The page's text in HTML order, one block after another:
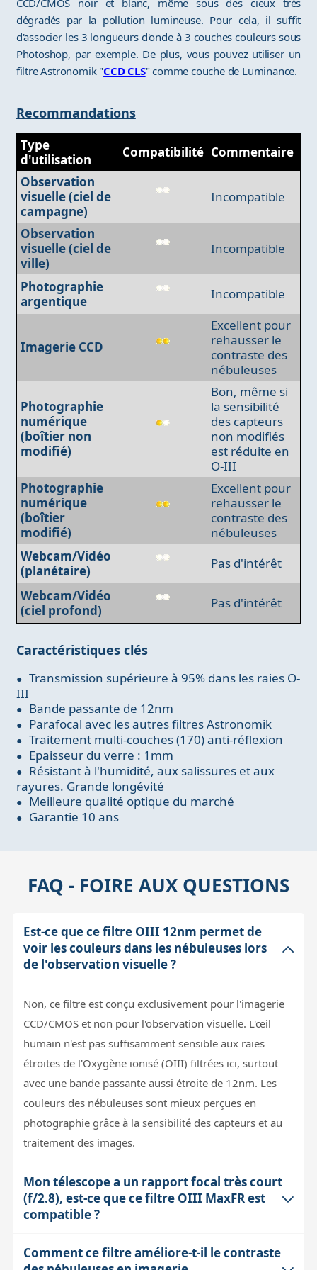
dégradés par la pollution lumineuse. Pour cela, il suffit
d'associer les 3 longueurs d'onde à 3 couches couleurs sous
Photoshop, par exemple. De plus, vous pouvez utiliser un
filtre Astronomik "CCD CLS" comme couche de Luminance.
Recommandations
Type
d'utilisation
Compatibilité Commentaire
Observation
visuelle (ciel de
campagne)
Incompatible
Observation
visuelle (ciel de
ville)
Incompatible
Photographie
argentique
Incompatible
Imagerie CCD
Excellent pour
rehausser le
contraste des
nébuleuses
Photographie
numérique
(boîtier non
modifié)
Bon, même si
la sensibilité
des capteurs
non modifiés
est réduite en
O-III
Photographie
numérique
(boîtier
modifié)
Excellent pour
rehausser le
contraste des
nébuleuses
Webcam/Vidéo
(planétaire)
Pas d'intérêt
Webcam/Vidéo
(ciel profond)
Pas d'intérêt
Caractéristiques clés
Transmission supérieure à 95% dans les raies O-
III
Bande passante de 12nm
Parafocal avec les autres filtres Astronomik
Traitement multi-couches (170) anti-réflexion
Epaisseur du verre : 1mm
Résistant à l'humidité, aux salissures et aux
rayures. Grande longévité
Meilleure qualité optique du marché
Garantie 10 ans
FAQ - FOIRE AUX QUESTIONS
Est-ce que ce filtre OIII 12nm permet de
voir les couleurs dans les nébuleuses lors
de l'observation visuelle ?
Non, ce filtre est conçu exclusivement pour l'imagerie
CCD/CMOS et non pour l'observation visuelle. L'œil
humain n'est pas suffisamment sensible aux raies
étroites de l'Oxygène ionisé (OIII) filtrées ici, surtout
avec une bande passante aussi étroite de 12nm. Les
couleurs des nébuleuses sont mieux perçues en
photographie grâce à la sensibilité des capteurs et au
traitement des images.
Mon télescope a un rapport focal très court
(f/2.8), est-ce que ce filtre OIII MaxFR est
compatible ?
Oui, la technologie MFR (Multi-Focal Ratio) de ce filtre
Comment ce filtre améliore-t-il le contraste